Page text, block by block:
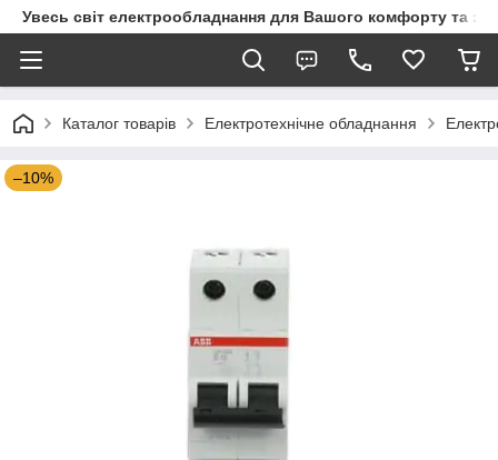
Увесь світ електрообладнання для Вашого комфорту та
Каталог товарів Електротехнічне обладнання
–10%